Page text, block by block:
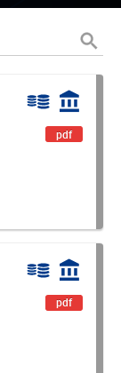
pdf
pdf